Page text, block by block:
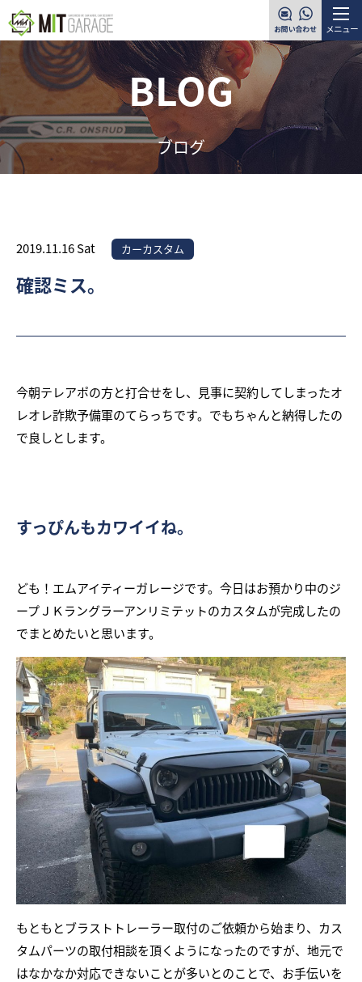
メニュー
BLOG
ブログ
2019.11.16 Sat カーカスタム
確認ミス。
今朝テレアポの方と打合せをし、見事に契約してしまったオ
レオレ詐欺予備軍のてらっちです。でもちゃんと納得したの
で良しとします。
すっぴんもカワイイね。
ども！エムアイティーガレージです。今日はお預かり中のジ
ープＪＫラングラーアンリミテットのカスタムが完成したの
でまとめたいと思います。
もともとブラストトレーラー取付のご依頼から始まり、カス
タムパーツの取付相談を頂くようになったのですが、地元で
はなかなか対応できないことが多いとのことで、お手伝いを